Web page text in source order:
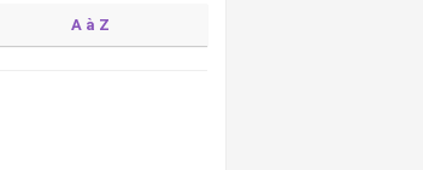
A à Z